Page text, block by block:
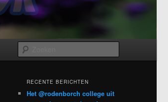
RECENTE BERICHTEN
Het @rodenborch college uit